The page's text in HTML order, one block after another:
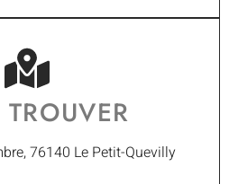
76140 Le Petit-Quevilly